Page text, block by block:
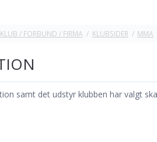
KLUB / FORBUND / FIRMA / KLUBSIDER / MMA
samt det udstyr klubben har valgt